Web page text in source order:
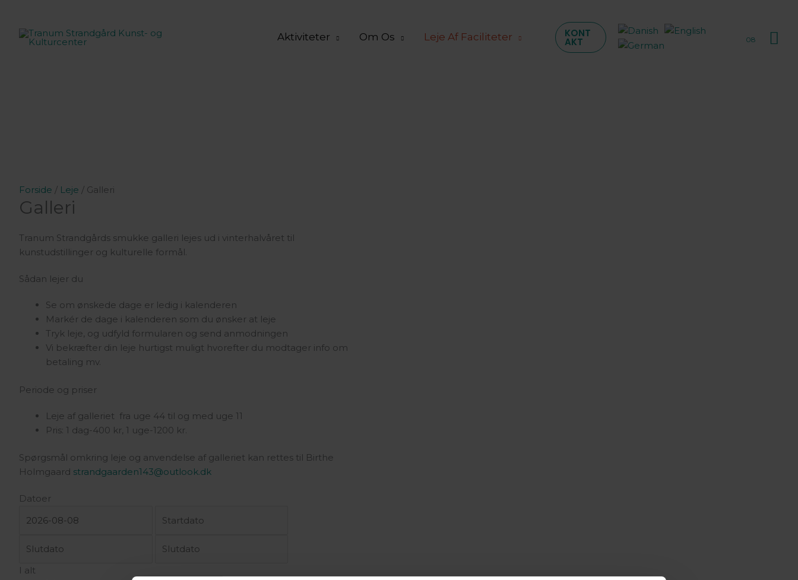
indholdet
Aktiviteter Om Os Leje Af Faciliteter KONT
AKT 08
Forside / Leje / Galleri
Galleri
Tranum Strandgårds smukke galleri lejes ud i vinterhalvåret til
kunstudstillinger og kulturelle formål.
Sådan lejer du
Se om ønskede dage er ledig i kalenderen
Markér de dage i kalenderen som du ønsker at leje
Tryk leje, og udfyld formularen og send anmodningen
Vi bekræfter din leje hurtigst muligt hvorefter du modtager info om
betaling mv.
Periode og priser
Leje af galleriet fra uge 44 til og med uge 11
Pris: 1 dag-400 kr, 1 uge-1200 kr.
Spørgsmål omkring leje og anvendelse af galleriet kan rettes til Birthe
Holmgaard strandgaarden143@outlook.dk
Datoer
I alt